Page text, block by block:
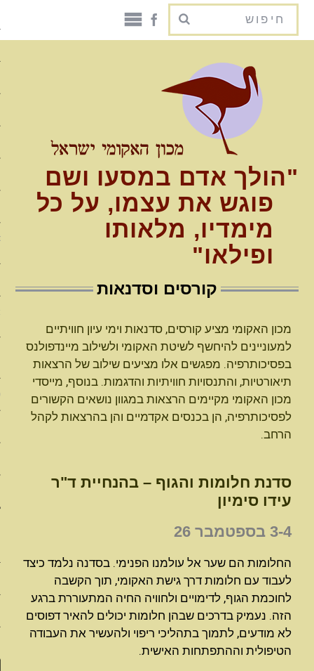
שיטה ותהליך
קוד אתי
ספרות וקישורים
עמדת מכון האקומי בנוגע
תכנית ההכשרה בפסיכותרפית
לבעלי רקע במקצועות הטיפול
האומנות באתר
מדברים על האקומי
"הולך אדם במסעו ושם
פוגש את עצמו, על כל
מימדיו, מלאותו
ופילאו"
קורסים וסדנאות
מכון האקומי מציע קורסים, סדנאות וימי עיון חוויתיים
למעוניינים להיחשף לשיטת האקומי ולשילוב מיינדפולנס
בפסיכותרפיה. מפגשים אלו מציעים שילוב של הרצאות
תיאורטיות, והתנסויות חוויתיות והדגמות. בנוסף, מייסדי
מכון האקומי מקיימים הרצאותבמגוון נושאים הקשורים
לפסיכותרפיה, הן בכנסים אקדמיים והן בהרצאות לקהל
הרחב.
סדנת חלומות והגוף – בהנחיית ד"ר
עידו סימיון
3-4 בספטמבר 26
החלומות הם שער אל עולמנו הפנימי. בסדנה נלמד כיצד
לעבוד עם חלומות דרך גישת האקומי, תוך הקשבה
לחוכמת הגוף, לדימויים ולחוויה החיה המתעוררת ברגע
הזה. נעמיק בדרכים שבהן חלומות יכולים להאיר דפוסים
לא מודעים, לתמוך בתהליכי ריפוי ולהעשיר את העבודה
הטיפולית וההתפתחות האישית.